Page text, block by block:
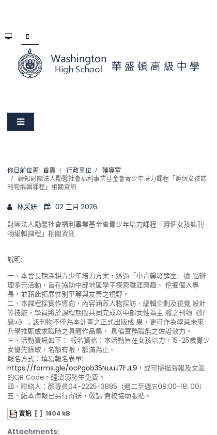
你目前位置: 首頁 行政單位
輔導室
轉知財團法人勵馨社會福利事業基金會青少年培力課程「孵個女孩誌
刊物編輯課程」相關資訊
林采妍
02 三月 2026
財團法人勵馨社會福利事業基金會青少年培力課程「孵個女孩誌刊
物編輯課程」相關資訊
說明:
一、本會長期深耕青少年培力方案，透過「小青馨發酵室」據 點辦
理多元活動，旨在協助中部地區學子探索職涯興趣、 挖掘個人專
長，並藉此拓展性別平等與友善之視野。
二、本課程採實作導向，內容涵蓋人物採訪、編輯企劃及視覺 設計
等技能。學員將於課程期間共同完成以中部女性為主 體之刊物《好
感∞》；該刊物不僅為本計畫之正式出版成 果，更可作為學員未來
升學推甄或求職時之具體作品集， 具備實務職能之佐證效力。
三、活動資訊如下： 報名資格：本活動旨在女孩培力，15-25歲青少
女優先錄取，名額有限，額滿為止。
報名方式：填寫報名表單:
https://forms.gle/ocPgob35NuuJ7FJL9 ，或可掃描海報及文宣
的QR Code。經濟弱勢生免費。
四、聯絡人：顏專員04-2225-3885（週二至週五09:00-18: 00）
五、紙本海報已另行寄送，敬請 貴校協助張貼。
Attachments:
資訊 [ ] 1804 kB